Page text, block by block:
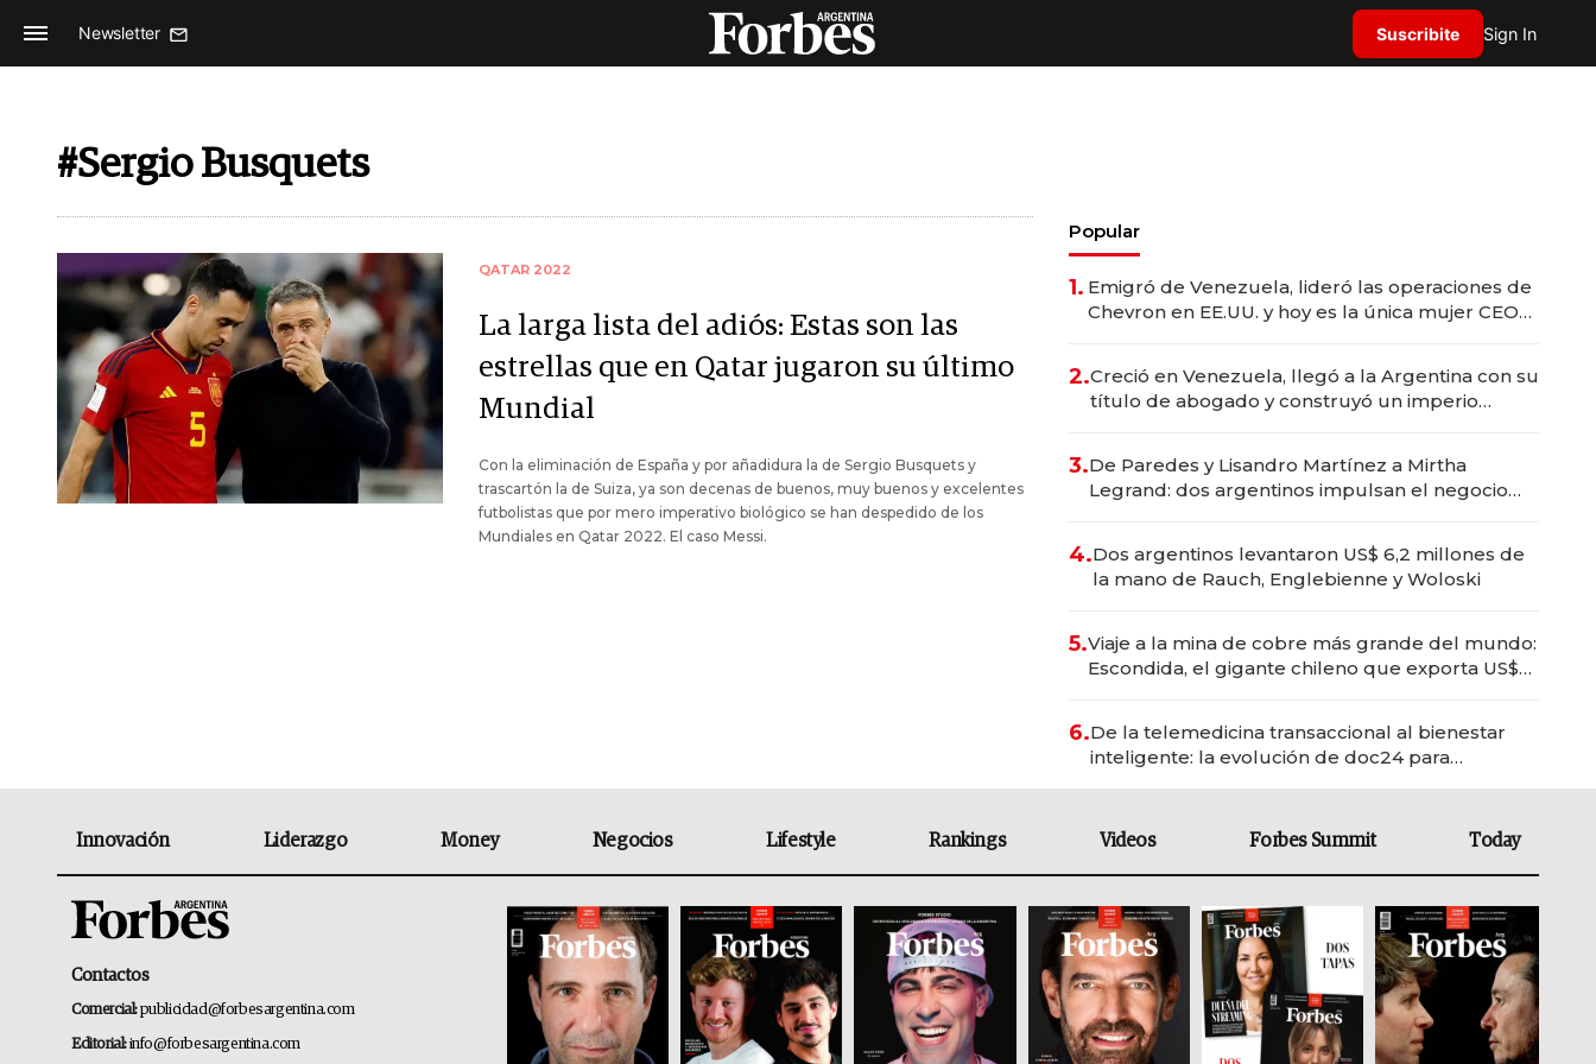
Newsletter Suscribite Sign In
#Sergio Busquets
QATAR 2022
La larga lista del adiós: Estas son las
estrellas que en Qatar jugaron su último
Mundial
Con la eliminación de España y por añadidura la de Sergio Busquets y
trascartón la de Suiza, ya son decenas de buenos, muy buenos y excelentes
futbolistas que por mero imperativo biológico se han despedido de los
Mundiales en Qatar 2022. El caso Messi.
Popular
1. Emigró de Venezuela, lideró las operaciones de
Chevron en EE.UU. y hoy es la única mujer CEO
2.Creció en Venezuela, llegó a la Argentina con su
título de abogado y construyó un imperio
3.De Paredes y Lisandro Martínez a Mirtha
Legrand: dos argentinos impulsan el negocio
4.Dos argentinos levantaron US$ 6,2 millones de
la mano de Rauch, Englebienne y Woloski
5.Viaje a la mina de cobre más grande del mundo:
Escondida, el gigante chileno que exporta US$
6.De la telemedicina transaccional al bienestar
inteligente: la evolución de doc24 para
Innovación Liderazgo Money Negocios Lifestyle Rankings Videos Forbes Summit Today
Contactos
Comercial:publicidad@forbesargentina.com
Editorial:info@forbesargentina.com